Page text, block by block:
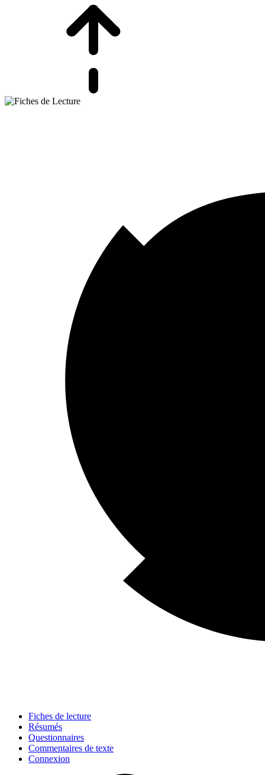
Fiches de lecture
Résumés
Questionnaires
Commentaires de texte
Connexion